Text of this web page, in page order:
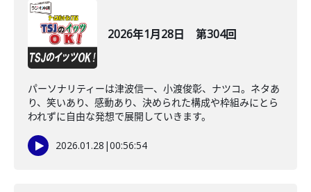
2026年1月28日 第304回
パーソナリティーは津波信一、小渡俊彰、ナツコ。ネタあ
り、笑いあり、感動あり、決められた構成や枠組みにとら
われずに自由な発想で展開していきます。
2026.01.28 |00:56:54